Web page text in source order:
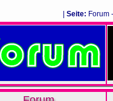
Seite: Forum